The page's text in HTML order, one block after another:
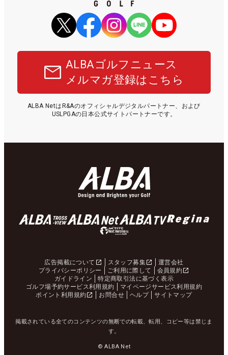
ALBAゴルフニュース
メルマガ登録はこちら
ALBA NetはR&Aのオフィシャルデジタルパートナー、および
USLPGAの日本公式サイトパートナーです。
広告掲載について スタッフ募集
運営会社
プライバシーポリシー
ご利用に際して
会員規約
ガイドライン
特定商取引法に基づく表示
ゴルフ場予約サービス利用規約
マイページサービス利用規約
ポイント利用規約
お問合せ ヘルプ サイトマップ
掲載されている全てのコンテンツの無断での転載、転用、コピー等は禁じま
す。
© ALBA Net